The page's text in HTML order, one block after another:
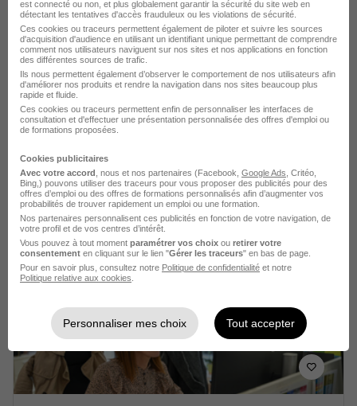
Saint-Brieuc - 22 CDD 13,50 € / heure
Voir l’offre
Couvreur H/F
Federat Depart Batiment Travaux Publics
Plérin - 22 CDI 2 200 - 2 500 € / mois
Voir l’offre
est connecté ou non, et plus globalement garantir la sécurité du site web en
détectant les tentatives d'accès frauduleux ou les violations de sécurité.
Ces cookies ou traceurs permettent également de piloter et suivre les sources
d'acquisition d'audience en utilisant un identifiant unique permettant de comprendre
comment nos utilisateurs naviguent sur nos sites et nos applications en fonction
des différentes sources de trafic.
Ils nous permettent également d’observer le comportement de nos utilisateurs afin
d'améliorer nos produits et rendre la navigation dans nos sites beaucoup plus
rapide et fluide.
Ces cookies ou traceurs permettent enfin de personnaliser les interfaces de
consultation et d'effectuer une présentation personnalisée des offres d'emploi ou
de formations proposées.
Cookies publicitaires
Avec votre accord , nous et nos partenaires (Facebook, Google Ads , Critéo,
Bing,) pouvons utiliser des traceurs pour vous proposer des publicités pour des
offres d’emploi ou des offres de formations personnalisés afin d’augmenter vos
probabilités de trouver rapidement un emploi ou une formation.
Nos partenaires personnalisent ces publicités en fonction de votre navigation, de
votre profil et de vos centres d’intérêt.
Vous pouvez à tout moment paramétrer vos choix ou retirer votre
consentement en cliquant sur le lien "Gérer les traceurs" en bas de page.
Pour en savoir plus, consultez notre Politique de confidentialité et notre
Politique relative aux cookies
Personnaliser mes choix Tout accepter